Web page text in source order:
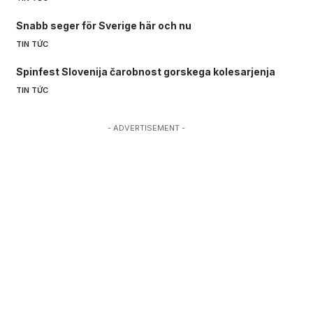
Snabb seger för Sverige här och nu
TIN TỨC
Spinfest Slovenija čarobnost gorskega kolesarjenja
TIN TỨC
- ADVERTISEMENT -